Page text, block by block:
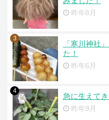
昨年8月
3
「寒川神社
た！
昨年6月
4
急に生えて
昨年9月